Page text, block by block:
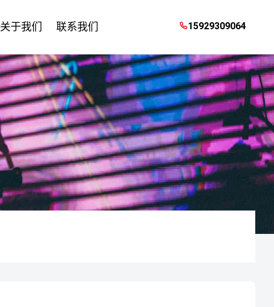
关于我们 联系我们 15929309064